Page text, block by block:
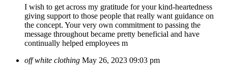
I wish to get across my gratitude for your kind-heartedness
giving support to those people that really want guidance on
the concept. Your very own commitment to passing the
message throughout became pretty beneficial and have
continually helped employees m
off white clothing May 26, 2023 09:03 pm